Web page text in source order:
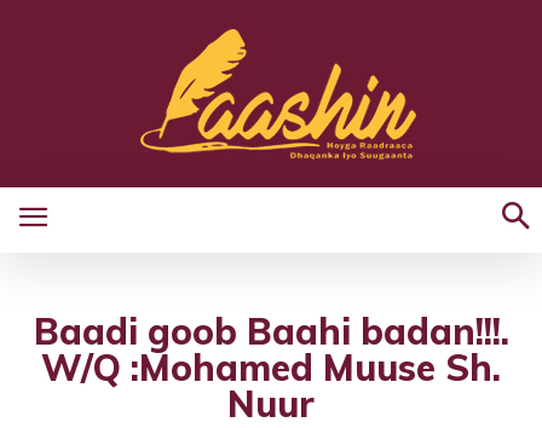
Baadi goob Baahi badan!!!.
W/Q :Mohamed Muuse Sh.
Nuur